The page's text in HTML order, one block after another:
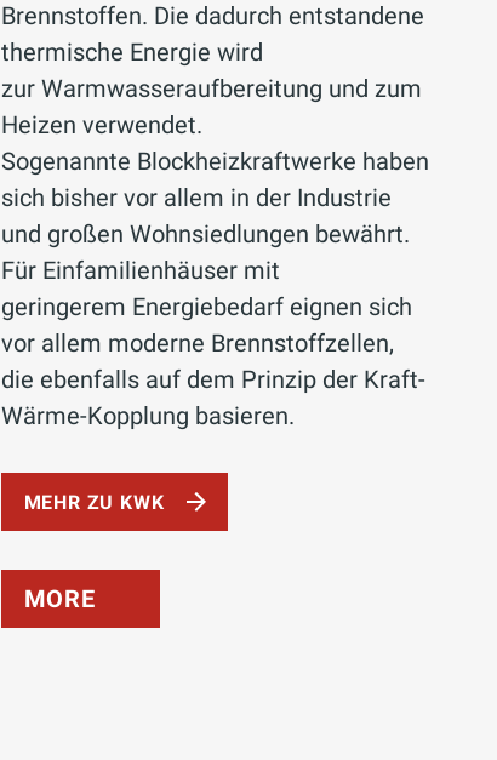
Brennstoffen. Die dadurch entstandene
thermische Energie wird
zur Warmwasseraufbereitung und zum
Heizen verwendet.
Sogenannte Blockheizkraftwerke haben
sich bisher vor allem in der Industrie
und großen Wohnsiedlungen bewährt.
Für Einfamilienhäuser mit
geringerem Energiebedarf eignen sich
vor allem moderne Brennstoffzellen,
die ebenfalls auf dem Prinzip der Kraft-
Wärme-Kopplung basieren.
MEHR ZU KWK
MORE